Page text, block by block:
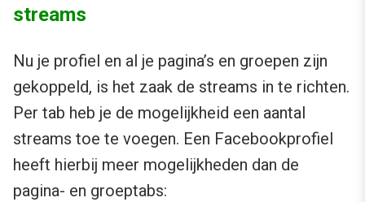
streams
Nu je profiel en al je pagina’s en groepen zijn
gekoppeld, is het zaak de streams in te richten.
Per tab heb je de mogelijkheid een aantal
streams toe te voegen. Een Facebookprofiel
heeft hierbij meer mogelijkheden dan de
pagina- en groeptabs: